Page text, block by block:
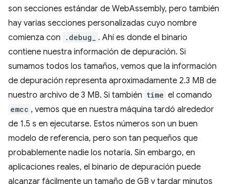
son secciones estándar de WebAssembly, pero también
hay varias secciones personalizadas cuyo nombre
comienza con
.debug_
. Ahí es donde el binario
contiene nuestra información de depuración. Si
sumamos todos los tamaños, vemos que la información
de depuración representa aproximadamente 2.3 MB de
nuestro archivo de 3 MB. Si también time el comando
emcc , vemos que en nuestra máquina tardó alrededor
de 1.5 s en ejecutarse. Estos números son un buen
modelo de referencia, pero son tan pequeños que
probablemente nadie los notaría. Sin embargo, en
aplicaciones reales, el binario de depuración puede
alcanzar fácilmente un tamaño de GB y tardar minutos